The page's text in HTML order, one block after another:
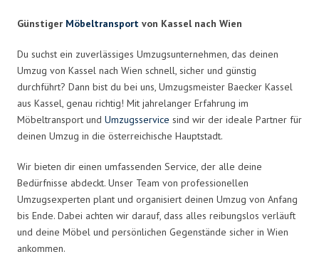
Günstiger Möbeltransport von Kassel nach Wien
Du suchst ein zuverlässiges Umzugsunternehmen, das deinen
Umzug von Kassel nach Wien schnell, sicher und günstig
durchführt? Dann bist du bei uns, Umzugsmeister Baecker Kassel
aus Kassel, genau richtig! Mit jahrelanger Erfahrung im
Möbeltransport und Umzugsservice sind wir der ideale Partner für
deinen Umzug in die österreichische Hauptstadt.
Wir bieten dir einen umfassenden Service, der alle deine
Bedürfnisse abdeckt. Unser Team von professionellen
Umzugsexperten plant und organisiert deinen Umzug von Anfang
bis Ende. Dabei achten wir darauf, dass alles reibungslos verläuft
und deine Möbel und persönlichen Gegenstände sicher in Wien
ankommen.